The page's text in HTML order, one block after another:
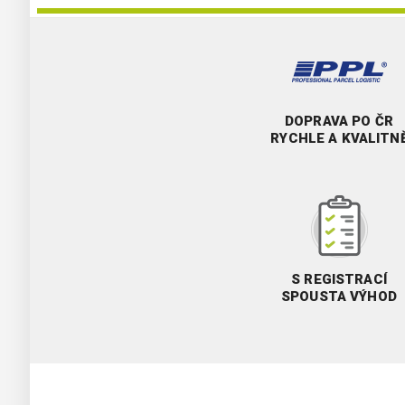
DOPRAVA PO ČR
RYCHLE A
S REGISTRACÍ
SPOUSTA VÝHOD